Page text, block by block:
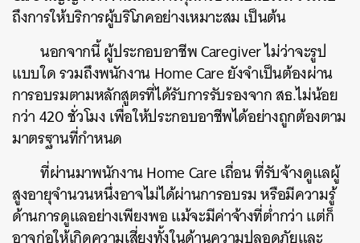
ถึงการให้บริการผู้บริโภคอย่างเหมาะสม เป็นต้น
นอกจากนี้ ผู้ประกอบอาชีพ Caregiver ไม่ว่าจะรูป
แบบใด รวมถึงพนักงาน Home Care ยังจำเป็นต้องผ่าน
การอบรมตามหลักสูตรที่ได้รับการรับรองจาก สธ.ไม่น้อย
กว่า 420 ชั่วโมง เพื่อให้ประกอบอาชีพได้อย่างถูกต้องตาม
มาตรฐานที่กำหนด
ที่ผ่านมาพนักงาน Home Care เถื่อน ที่รับจ้างดูแลผู้
สูงอายุจำนวนหนึ่งอาจไม่ได้ผ่านการอบรม หรือมีความรู้
ด้านการดูแลอย่างเพียงพอ แม้จะมีค่าจ้างที่ต่ำกว่า แต่ก็
อาจก่อให้เกิดความเสี่ยงทั้งในด้านความปลอดภัยและ